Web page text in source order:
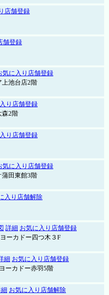
店舗登録
舗登録
気に入り店舗登録
上池台店2階
り店舗登録
森2階
り店舗登録
気に入り店舗登録
蒲田東館3階
入り店舗解除
詳細 お気に入り店舗登録
ーカドー四つ木３F
細 お気に入り店舗登録
ーカドー赤羽5階
お気に入り店舗解除